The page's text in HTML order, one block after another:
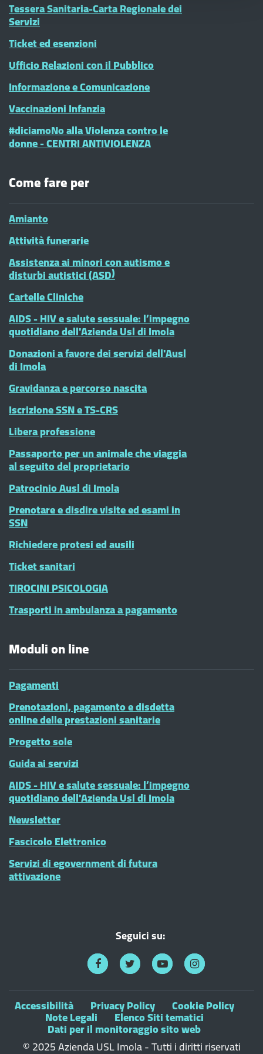
Tessera Sanitaria-Carta Regionale dei
Servizi
Ticket ed esenzioni
Ufficio Relazioni con il Pubblico
Informazione e Comunicazione
Vaccinazioni Infanzia
#diciamoNo alla Violenza contro le
donne - CENTRI ANTIVIOLENZA
Come fare per
Amianto
Attività funerarie
Assistenza ai minori con autismo e
disturbi autistici (ASD)
Cartelle Cliniche
AIDS - HIV e salute sessuale: l’impegno
quotidiano dell'Azienda Usl di Imola
Donazioni a favore dei servizi dell'Ausl
di Imola
Gravidanza e percorso nascita
Iscrizione SSN e TS-CRS
Libera professione
Passaporto per un animale che viaggia
al seguito del proprietario
Patrocinio Ausl di Imola
Prenotare e disdire visite ed esami in
SSN
Richiedere protesi ed ausili
Ticket sanitari
TIROCINI PSICOLOGIA
Trasporti in ambulanza a pagamento
Moduli on line
Pagamenti
Prenotazioni, pagamento e disdetta
online delle prestazioni sanitarie
Progetto sole
Guida ai servizi
AIDS - HIV e salute sessuale: l’impegno
quotidiano dell'Azienda Usl di Imola
Newsletter
Fascicolo Elettronico
Servizi di egovernment di futura
attivazione
Seguici su:
Accessibilità Privacy Policy Cookie Policy
Note Legali Elenco Siti tematici
Dati per il monitoraggio sito web
© 2025 Azienda USL Imola - Tutti i diritti riservati